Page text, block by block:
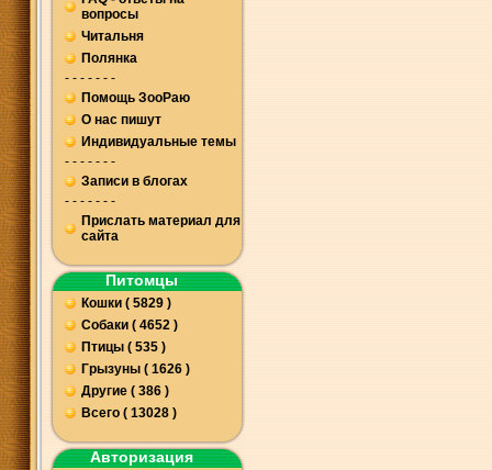
вопросы
Читальня
Полянка
- - - - - - -
Помощь ЗооРаю
О нас пишут
Индивидуальные темы
- - - - - - -
Записи в блогах
- - - - - - -
Прислать материал для
сайта
Питомцы
Кошки ( 5829 )
Собаки ( 4652 )
Птицы ( 535 )
Грызуны ( 1626 )
Другие ( 386 )
Всего ( 13028 )
Авторизация